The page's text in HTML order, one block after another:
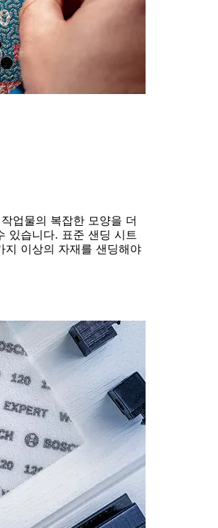
업물의 복잡한 모양을 더
있습니다. 표준 샌딩 시트
이상의 자재를 샌딩해야